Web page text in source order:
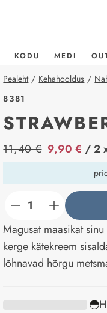
KODU MEDI
Pealeht / Kehahooldus /
8381
price_label
11,40 € 9,90 € / 2
counter_current
Magusat maasikat
kerge kätekreem
lõhnavad hõrgu